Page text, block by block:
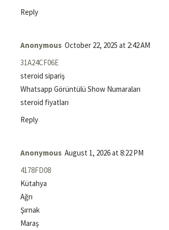
Reply
Anonymous October 22, 2025 at 2:42 AM
31A24CF06E
steroid sipariş
Whatsapp Görüntülü Show Numaraları
steroid fiyatları
Reply
Anonymous August 1, 2026 at 8:22 PM
4178FD08
Kütahya
Ağrı
Şırnak
Maraş